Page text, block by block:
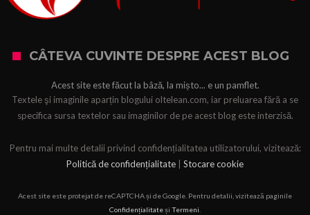
CÂTEVA CUVINTE DESPRE ACEST BLOG
Acest site este făcut la bâză, la mișto... e un pamflet.
Textele şi imaginile aparțin blogului oltelean.com, iar preluarea fără a se
specifica sursa textelor sau imaginilor de pe acest blog este interzisă.
Pentru mai multe detalii privind confidențialitatea utilizatorului, vizitează:
Politică de confidențialitate
Stocare cookie
Acest site este protejat de reCAPTCHA și de Google. Pentru detalii, vizitează paginile
Confidențialitateși Termeni